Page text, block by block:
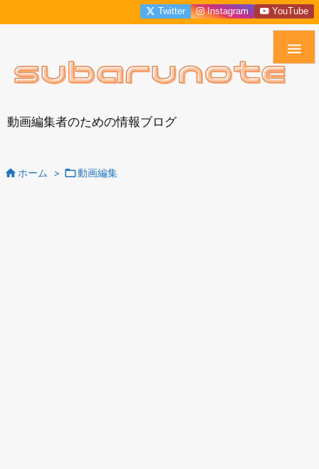
動画編集者のための情報ブログ

Twitter Instagram YouTube
 ホーム > 動画編集